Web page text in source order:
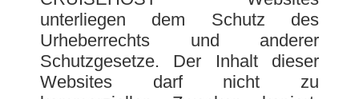
unterliegen dem Schutz des
Urheberrechts und anderer
Schutzgesetze. Der Inhalt dieser
Websites darf nicht zu